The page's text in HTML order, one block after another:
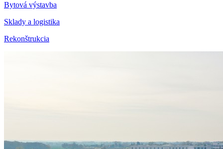
Bytová výstavba
Sklady a logistika
Rekonštrukcia